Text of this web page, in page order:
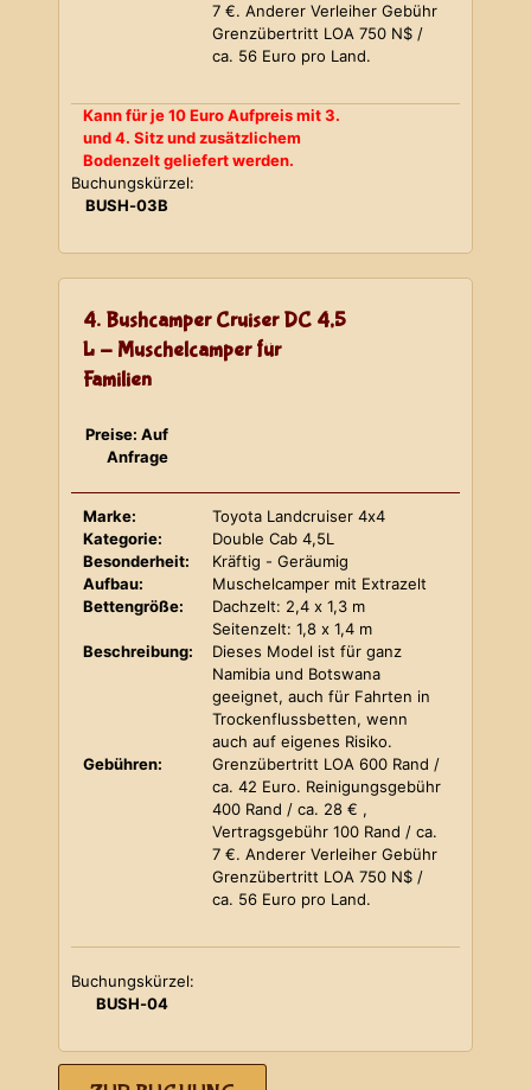
7 €. Anderer Verleiher Gebühr
Grenzübertritt LOA 750 N$ /
ca. 56 Euro pro Land.
Kann für je 10 Euro Aufpreis mit 3.
und 4. Sitz und zusätzlichem
Bodenzelt geliefert werden.
Buchungskürzel:
BUSH-03B
4. Bushcamper Cruiser DC 4,5
L - Muschelcamper für
Familien
Preise: Auf
Anfrage
Marke:
Toyota Landcruiser 4x4
Kategorie:
Double Cab 4,5L
Besonderheit:
Kräftig - Geräumig
Aufbau:
Muschelcamper mit Extrazelt
Bettengröße:
Dachzelt: 2,4 x 1,3 m
Seitenzelt: 1,8 x 1,4 m
Beschreibung:
Dieses Model ist für ganz
Namibia und Botswana
geeignet, auch für Fahrten in
Trockenflussbetten, wenn
auch auf eigenes Risiko.
Gebühren:
Grenzübertritt LOA 600 Rand /
ca. 42 Euro. Reinigungsgebühr
400 Rand / ca. 28 € ,
Vertragsgebühr 100 Rand / ca.
7 €. Anderer Verleiher Gebühr
Grenzübertritt LOA 750 N$ /
ca. 56 Euro pro Land.
Buchungskürzel:
BUSH-04